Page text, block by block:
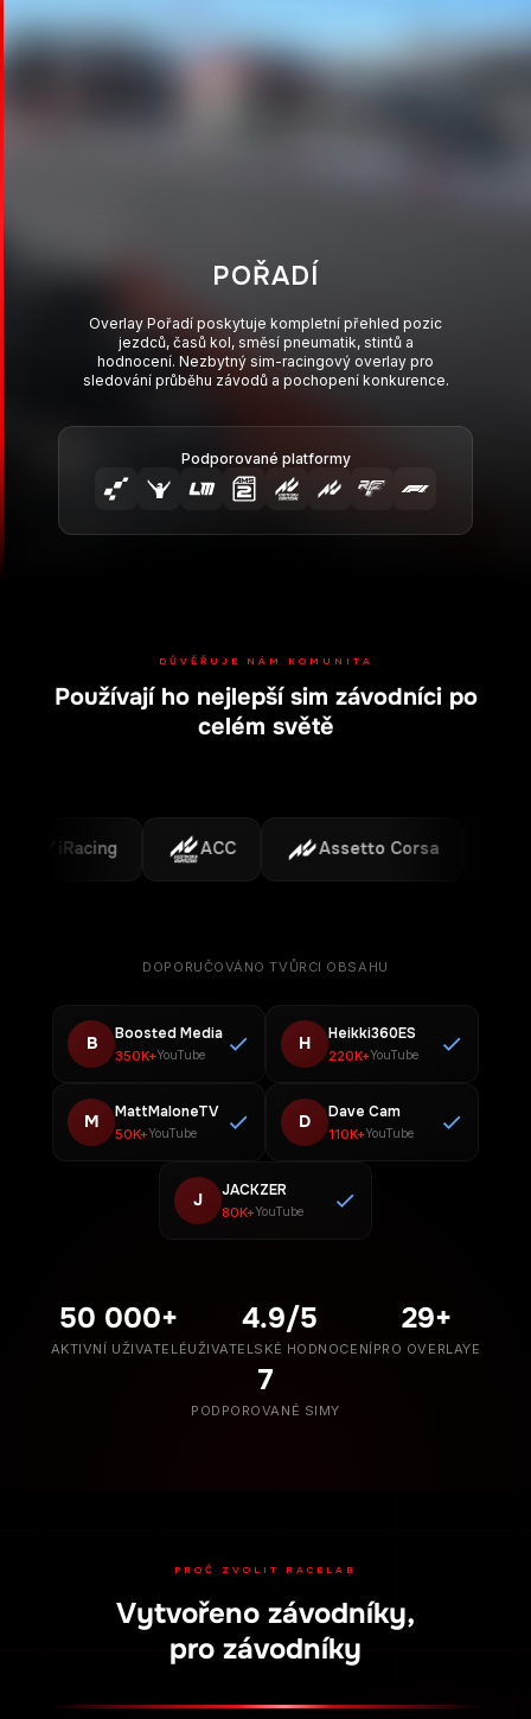
POŘADÍ
Overlay Pořadí poskytuje kompletní přehled pozic
jezdců, časů kol, směsí pneumatik, stintů a
hodnocení. Nezbytný sim-racingový overlay pro
sledování průběhu závodů a pochopení konkurence.
Podporované platformy
DŮVĚŘUJE NÁM KOMUNITA
Používají ho nejlepší sim závodníci po
celém světě
iRacing ACC Assetto Corsa
DOPORUČOVÁNO TVŮRCI OBSAHU
B Boosted Media
350K+YouTube
H Heikki360ES
220K+YouTube
M MattMaloneTV
50K+YouTube
D Dave Cam
110K+YouTube
J JACKZER
80K+YouTube
50 000+
AKTIVNÍ UŽIVATELÉ
4.9/5
UŽIVATELSKÉ HODNOCENÍ
29+
PRO OVERLAYE
7
PODPOROVANÉ SIMY
PROČ ZVOLIT RACELAB
Vytvořeno závodníky,
pro závodníky